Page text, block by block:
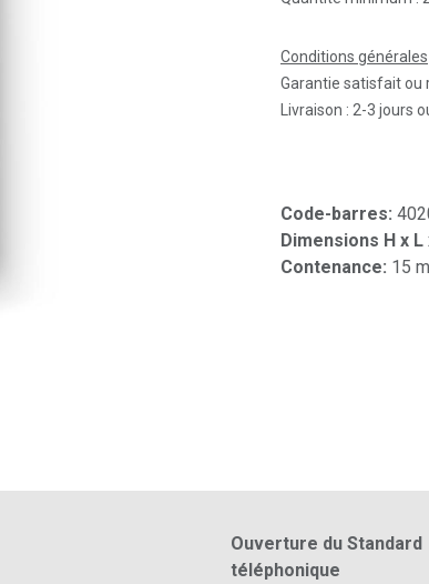
Conditions générales
Garantie satisfait ou
Livraison : 2-3 jours
Code-barres:
Dimensions H x L
Contenance: 15
Ouverture du Standard
téléphonique